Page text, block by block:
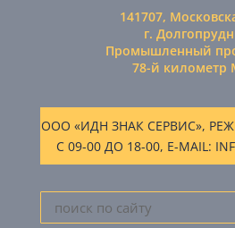
141707,
г.
Промышленный
78-й километр
ООО «ИДН ЗНАК СЕРВИС»,
С 09-00 ДО 18-00, E-MAIL: